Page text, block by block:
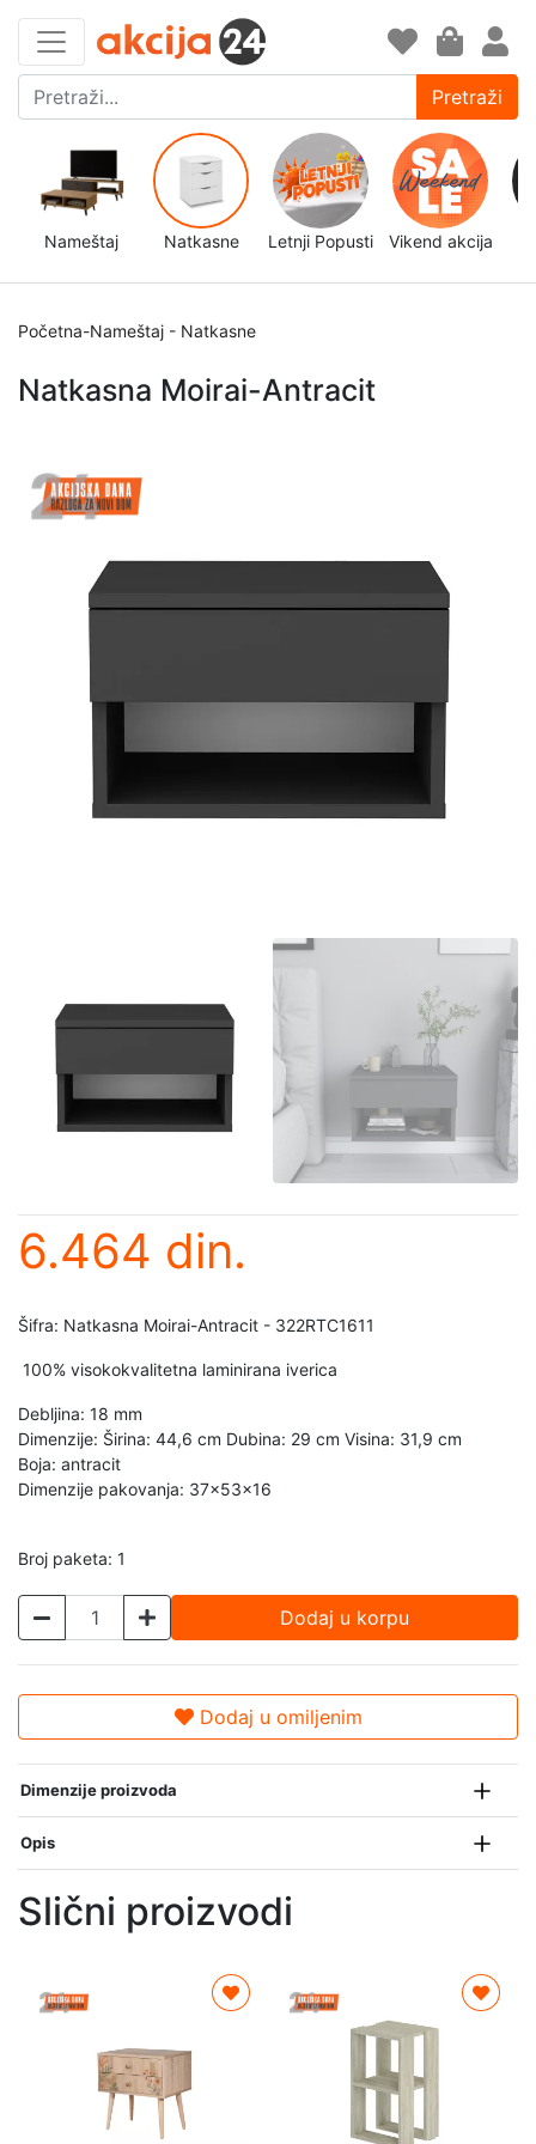
Pretraži
Nameštaj Natkasne Letnji Popusti Vikend akcija
Početna-Nameštaj - Natkasne
Natkasna Moirai-Antracit
6.464 din.
Šifra: Natkasna Moirai-Antracit - 322RTC1611
100% visokokvalitetna laminirana iverica
Debljina: 18 mm
Dimenzije: Širina: 44,6 cm Dubina: 29 cm Visina: 31,9 cm
Boja: antracit
Dimenzije pakovanja: 37x53x16
Broj paketa: 1
Dodaj u korpu
Dodaj u omiljenim
Dimenzije proizvoda
Opis
Slični proizvodi